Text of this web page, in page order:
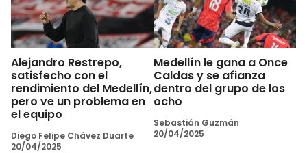
Alejandro Restrepo,
satisfecho con el
rendimiento del Medellín,
pero ve un problema en
el equipo
Diego Felipe Chávez Duarte
20/04/2025
Medellín le gana a Once
Caldas y se afianza
dentro del grupo de los
ocho
Sebastián Guzmán
20/04/2025